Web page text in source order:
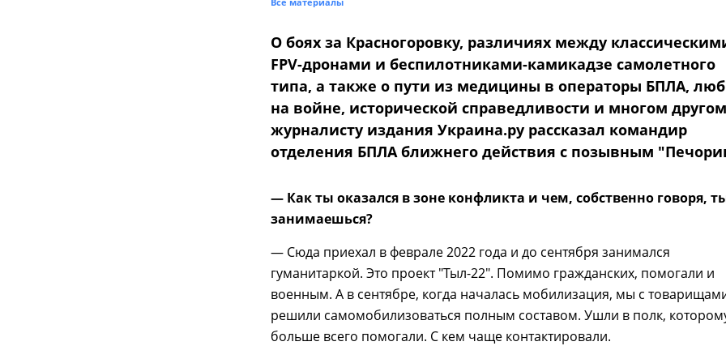
О боях за Красногоровку, различиях между
FPV-дронами и беспилотниками-камикадзе самолетного
типа, а также о пути из медицины в операторы БПЛА,
на войне, исторической справедливости и многом другом
журналисту издания Украина.ру рассказал командир
отделения БПЛА ближнего действия с позывным
— Как ты оказался в зоне конфликта и чем, собственно говоря,
занимаешься?
— Сюда приехал в феврале 2022 года и до сентября занимался
гуманитаркой. Это проект "Тыл-22". Помимо гражданских, помогали и
военным. А в сентябре, когда началась мобилизация, мы с
решили самомобилизоваться полным составом. Ушли в полк,
больше всего помогали. С кем чаще контактировали.